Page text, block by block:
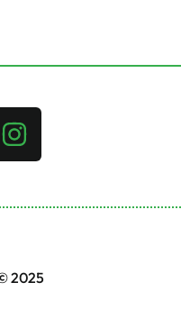
2025